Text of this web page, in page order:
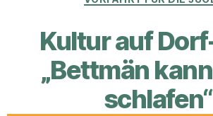
Kultur auf
„Bettmän
schlafen“